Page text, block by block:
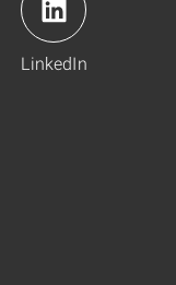
LinkedIn